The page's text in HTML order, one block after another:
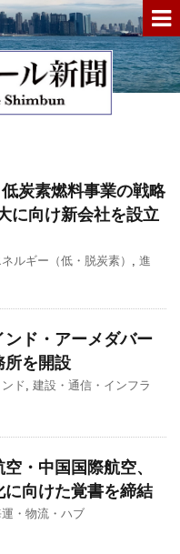
炭素燃料事業の戦略
に向け新会社を設立
ルギー（低・脱炭素） , 進
ド・アーメダバー
所を開設
ンド, 建設・通信・インフラ
・中国国際航空、
向けた覚書を締結
・物流・ハブ